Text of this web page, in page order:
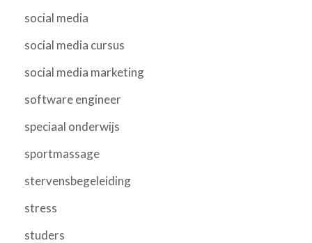
social media
social media cursus
social media marketing
software engineer
speciaal onderwijs
sportmassage
stervensbegeleiding
stress
studers